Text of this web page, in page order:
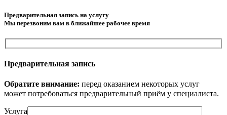
Предварительная запись на услугу
Мы перезвоним вам в ближайшее рабочее время
Предварительная запись
Обратите внимание: перед оказанием некоторых услуг
может потребоваться предварительный приём у специалиста.
Услуга